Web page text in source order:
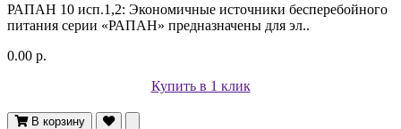
РАПАН 10 исп.1,2: Экономичные источники бесперебойного
питания серии «РАПАН» предназначены для эл..
0.00 р.
Купить в 1 клик
В корзину